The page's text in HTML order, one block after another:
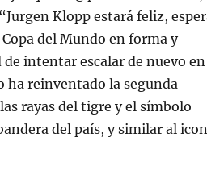
Klopp estará feliz,
del Mundo en forma y
intentar escalar de nuevo
ha reinventado la segunda
rayas del tigre y el símbolo
del país, y similar al